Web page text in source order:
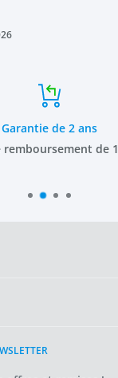
Garantie de 2 ans
remboursement de